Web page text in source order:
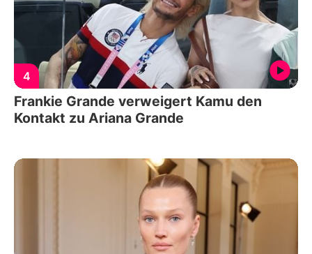
4
Frankie Grande verweigert Kamu den
Kontakt zu Ariana Grande